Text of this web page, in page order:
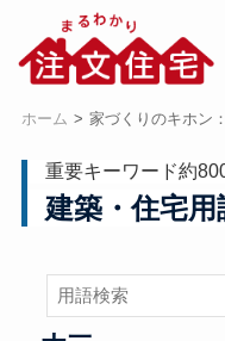
ホーム 家づくりのキホン
重要キーワード約
建築・住宅用